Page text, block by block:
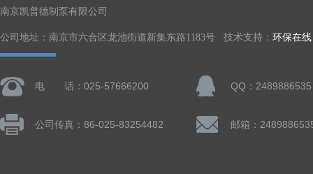
南京凯普德制泵有限公司
公司地址：南京市六合区龙池街道新集东路1183号 技术支持： 环保在线
电 话：025-57666200 QQ：2489886535
公司传真：86-025-83254482 邮箱：